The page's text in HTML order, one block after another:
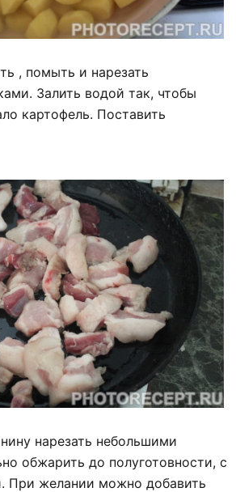
, помыть и нарезать
Залить водой так, чтобы
картофель. Поставить
нарезать небольшими
обжарить до полуготовности, с
При желании можно добавить